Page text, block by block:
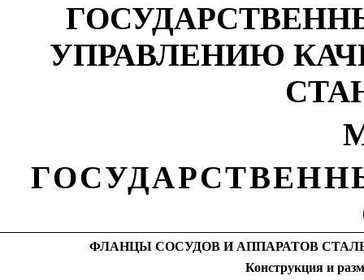
УПРАВЛЕНИЮ
ФЛАНЦЫ СОСУДОВ И АППАРАТОВ
Конструкция и